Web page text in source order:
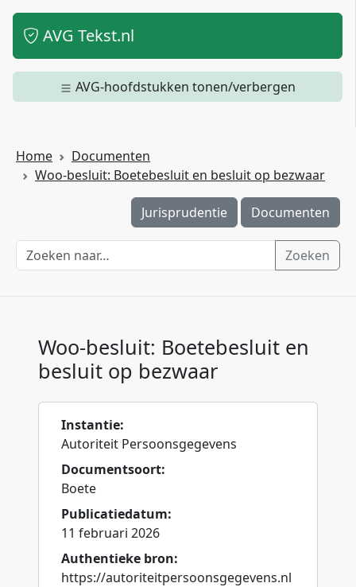
AVG Tekst.nl
AVG-hoofdstukken tonen/verbergen
Home
Documenten
Woo-besluit: Boetebesluit en besluit op bezwaar
Jurisprudentie Documenten
Zoeken
Woo-besluit: Boetebesluit en
besluit op bezwaar
Instantie:
Autoriteit Persoonsgegevens
Documentsoort:
Boete
Publicatiedatum:
11 februari 2026
Authentieke bron:
https://autoriteitpersoonsgegevens.nl